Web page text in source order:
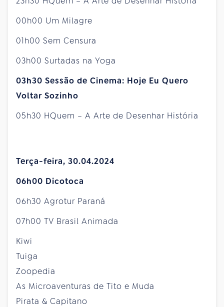
00h00 Um Milagre
01h00 Sem Censura
03h00 Surtadas na Yoga
03h30 Sessão de Cinema: Hoje Eu Quero
Voltar Sozinho
05h30 HQuem – A Arte de Desenhar História
Terça-feira, 30.04.2024
06h00 Dicotoca
06h30 Agrotur Paraná
07h00 TV Brasil Animada
Kiwi
Tuiga
Zoopedia
As Microaventuras de Tito e Muda
Pirata & Capitano